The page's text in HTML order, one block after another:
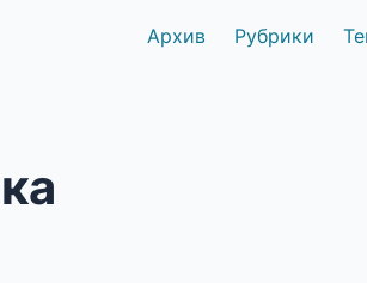
Архив Рубрики